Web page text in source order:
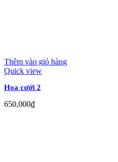
Thêm vào giỏ hàng
Quick view
Hoa cưới 2
650,000₫